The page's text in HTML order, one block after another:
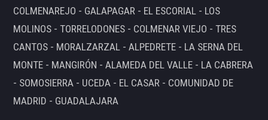
COLMENAREJO - GALAPAGAR - EL ESCORIAL - LOS
MOLINOS - TORRELODONES - COLMENAR VIEJO - TRES
CANTOS - MORALZARZAL - ALPEDRETE - LA SERNA DEL
MONTE - MANGIRÓN - ALAMEDA DEL VALLE - LA CABRERA
- SOMOSIERRA - UCEDA - EL CASAR - COMUNIDAD DE
MADRID - GUADALAJARA